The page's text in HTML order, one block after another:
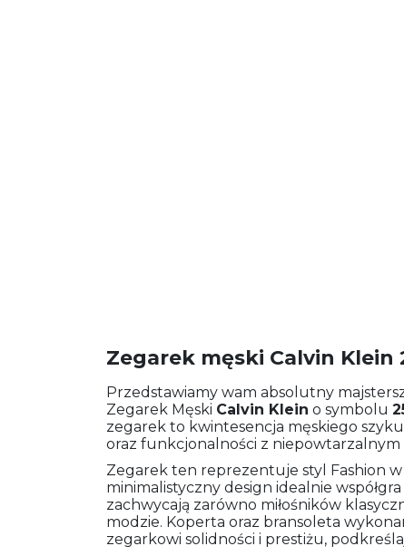
Zegarek męski Calvin Klein
Przedstawiamy wam absolutny
Zegarek Męski Calvin Klein o symbolu
zegarek to kwintesencja męskiego
oraz funkcjonalności z niepowtarzalnym
Zegarek ten reprezentuje styl Fashion w
minimalistyczny design idealnie
zachwycają zarówno miłośników
modzie. Koperta oraz bransoleta
zegarkowi solidności i prestiżu,